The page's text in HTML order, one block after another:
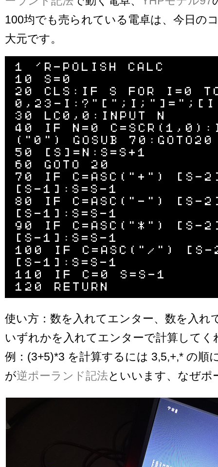
100均でも売られている電卓は、今日の
大元です。
1 'R-POLISH CALC
10 S=0
20 CLS:IF S FOR I=0
0,23-
30 LC0,0:INPUT N
40 IF N=0
("0") GOSUB 70:GOTO20
50 [S]=N:S=S+1
60 GOTO 20
70 IF C=ASC("+") [S-
[S-1]:S=S-1
80 IF C=ASC("-") [S-
[S-1]:S=S-1
90 IF C=ASC("*") [S-
[S-1]:S=S-1
100 IF C=ASC("/")
[S-1]:S=S-1
110 IF C=0 S=S-1
使い方：数を入れてエンター、数を入れ
いずれかを入れてエンターで計算してく
例：(3+5)*3 を計算するには 3,5,+,* の順
が逆ポーランド記法といいます、なぜポ